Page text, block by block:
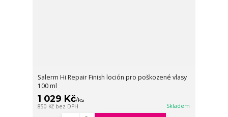
Salerm Hi Repair Finish loción pro poškozené vlasy
100 ml
1 029 Kč/ks
850 Kč bez DPH Skladem